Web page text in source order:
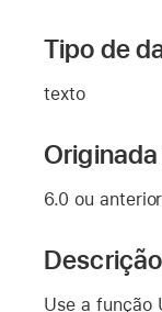
Tipo de
texto
6.0 ou anterior
Descrição
Use a função